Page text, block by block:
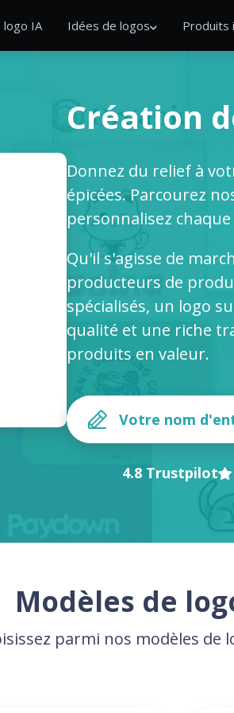
logo IA Idées de logos Produits
Création
Donnez du relief à
épicées. Parcourez
personnalisez
Qu'il s'agisse de
producteurs de
spécialisés, un logo
qualité et une riche
produits en valeur.
4.8 Trustpilot
Modèles de
parmi nos modèles de